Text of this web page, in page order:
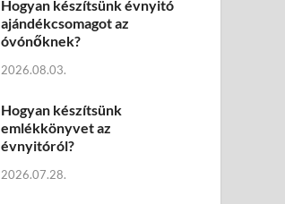
Hogyan készítsünk évnyitó
ajándékcsomagot az
óvónőknek?
2026.08.03.
Hogyan készítsünk
emlékkönyvet az
évnyitóról?
2026.07.28.